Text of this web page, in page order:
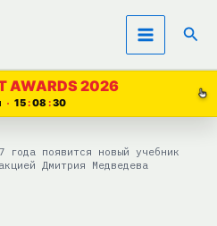
AWARDS 2026
15 08 29
года появится новый учебник
Дмитрия Медведева